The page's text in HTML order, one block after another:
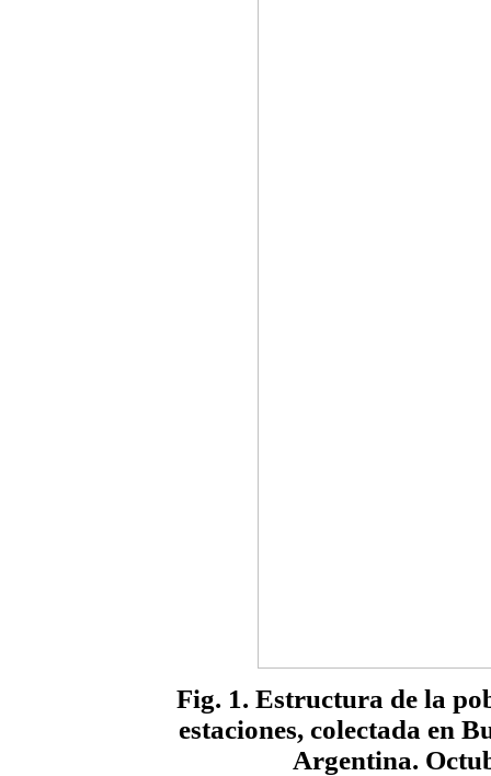
Fig. 1. Estructura de la
estaciones, colectada en
Argentina.